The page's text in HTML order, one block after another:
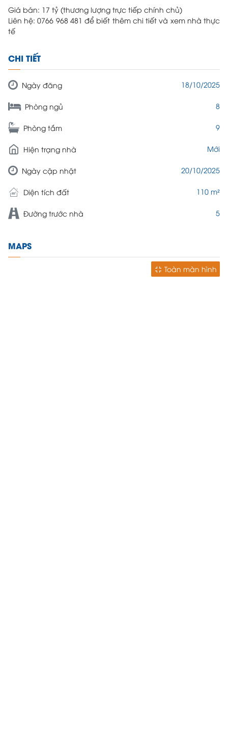
Giá bán: 17 tỷ (thương lượng trực tiếp chính chủ)
Liên hệ: 0766 968 481 để biết thêm chi tiết và xem nhà thực
tế
CHI TIẾT
Ngày đăng 18/10/2025
Phòng ngủ 8
Phòng tắm 9
Hiện trạng nhà Mới
Ngày cập nhật 20/10/2025
Diện tích đất 110 m²
Đường trước nhà 5
MAPS
Toàn màn hình